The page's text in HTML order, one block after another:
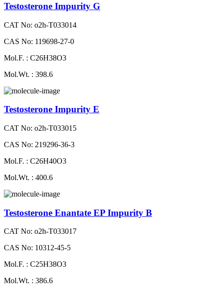
Testosterone Impurity G
CAT No: o2h-T033014
CAS No: 119698-27-0
Mol.F. : C26H38O3
Mol.Wt. : 398.6
Testosterone Impurity E
CAT No: o2h-T033015
CAS No: 219296-36-3
Mol.F. : C26H40O3
Mol.Wt. : 400.6
Testosterone Enantate EP Impurity B
CAT No: o2h-T033017
CAS No: 10312-45-5
Mol.F. : C25H38O3
Mol.Wt. : 386.6